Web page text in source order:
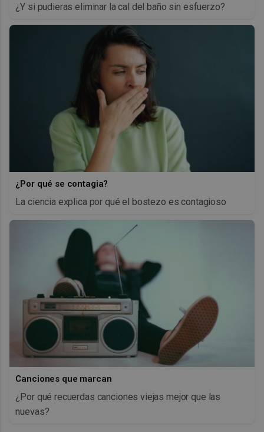
¿Y si pudieras eliminar la cal del baño sin esfuerzo?
¿Por qué se contagia?
La ciencia explica por qué el bostezo es contagioso
Canciones que marcan
¿Por qué recuerdas canciones viejas mejor que las
nuevas?